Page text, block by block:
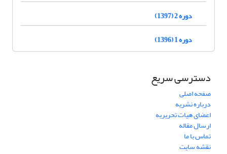
دوره 2 (1397)
دوره 1 (1396)
دسترسی سریع
صفحه اصلی
درباره نشریه
اعضای هیات تحریریه
ارسال مقاله
تماس با ما
نقشه سایت